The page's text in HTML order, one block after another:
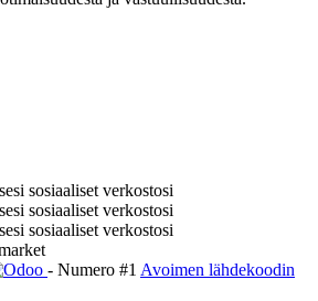
sosiaaliset verkostosi
sosiaaliset verkostosi
sosiaaliset verkostosi
- Numero #1 Avoimen lähdekoodin